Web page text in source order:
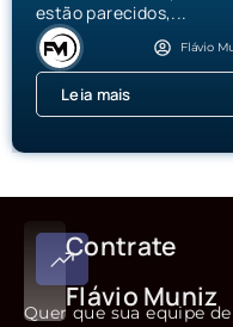
estão parecidos,...
Flávio
Leia mais
Contrate
Flávio Muniz
Quer que sua equipe